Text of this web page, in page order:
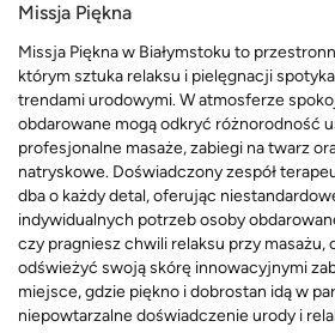
Missja Piękna
Missja Piękna w Białymstoku to
którym sztuka relaksu i pielęgnacji
trendami urodowymi. W atmosferze
obdarowane mogą odkryć różnorodność
profesjonalne masaże, zabiegi na twarz
natryskowe. Doświadczony zespół
dba o każdy detal, oferując
indywidualnych potrzeb osoby
czy pragniesz chwili relaksu przy masażu,
odświeżyć swoją skórę innowacyjnymi
miejsce, gdzie piękno i dobrostan idą w
niepowtarzalne doświadczenie urody i